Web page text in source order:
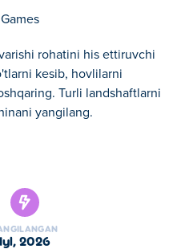
rohatini his ettiruvchi
kesib, hovlilarni
Turli landshaftlarni
yangilang.
boshlang, keyin
oling. Yangi kesilgan
erni tezroq qoplash uchun
iyl, 2026